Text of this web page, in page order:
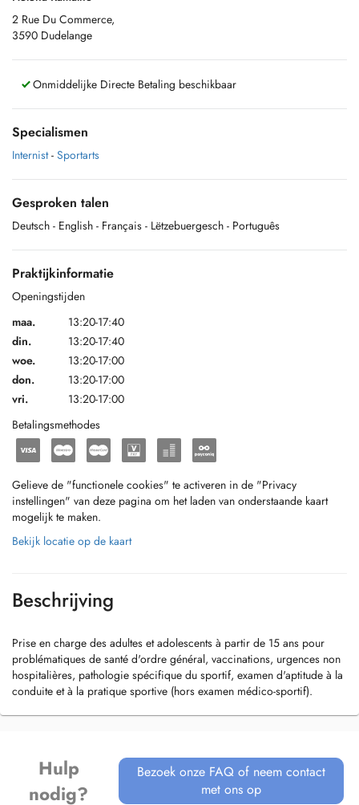
2 Rue Du Commerce,
3590 Dudelange
Onmiddelijke Directe Betaling beschikbaar
Specialismen
Internist - Sportarts
Gesproken talen
Deutsch - English - Français - Lëtzebuergesch - Português
Praktijkinformatie
Openingstijden
maa.
13:20-17:40
din.
13:20-17:40
woe.
13:20-17:00
don.
13:20-17:00
vri.
13:20-17:00
Betalingsmethodes
Gelieve de "functionele cookies" te activeren in de "Privacy
instellingen" van deze pagina om het laden van onderstaande kaart
mogelijk te maken.
Bekijk locatie op de kaart
Beschrijving
Prise en charge des adultes et adolescents à partir de 15 ans pour
problématiques de santé d'ordre général, vaccinations, urgences non
hospitalières, pathologie spécifique du sportif, examen d'aptitude à la
conduite et à la pratique sportive (hors examen médico-sportif).
Hulp
nodig?
Bezoek onze FAQ of neem contact
met ons op